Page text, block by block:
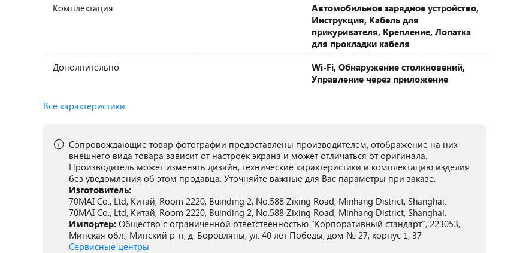
Комплектация
Автомобильное зарядное устройство,
Инструкция, Кабель для
прикуривателя, Крепление, Лопатка
для прокладки кабеля
Дополнительно
Wi-Fi, Обнаружение столкновений,
Управление через приложение
Все характеристики
Сопровождающие товар фотографии предоставлены производителем, отображение на них
внешнего вида товара зависит от настроек экрана и может отличаться от оригинала.
Производитель может изменять дизайн, технические характеристики и комплектацию изделия
без уведомления об этом продавца. Уточняйте важные для Вас параметры при заказе.
Изготовитель:
70MAI Co., Ltd, Китай, Room 2220, Buinding 2, No.588 Zixing Road, Minhang District, Shanghai.
70MAI Co., Ltd, Китай, Room 2220, Buinding 2, No.588 Zixing Road, Minhang District, Shanghai.
Импортер: Общество с ограниченной ответственностью "Корпоративный стандарт", 223053,
Минская обл., Минский р-н, д. Боровляны, ул. 40 лет Победы, дом № 27, корпус 1, 37
Сервисные центры